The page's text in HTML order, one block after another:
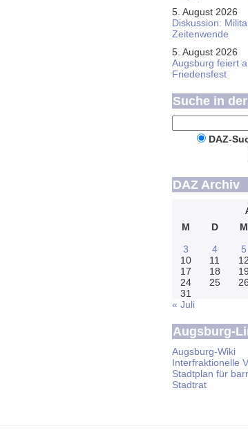
5. August 2026
Diskussion:
Zeitenwende
5. August 2026
Augsburg feiert
Friedensfest
Suche in
DAZ-
DAZ Archiv
M
D M
3
4 5
10
11 12
17
18 19
24
25 26
31
« Juli
Augsburg-
Augsburg-Wiki
Interfraktionelle
Stadtplan für
Stadtrat